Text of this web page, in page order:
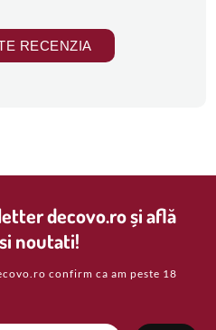
RECENZIA
decovo.ro și află
noutati!
confirm ca am peste 18